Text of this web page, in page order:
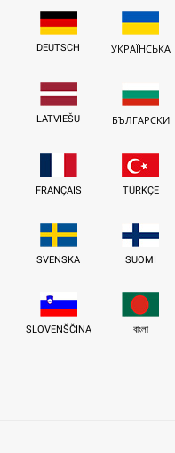
DEUTSCH УКРАЇНСЬКА
LATVIEŠU БЪЛГАРСКИ
FRANÇAIS TÜRKÇE
SVENSKA SUOMI
SLOVENŠČINA বাংলা